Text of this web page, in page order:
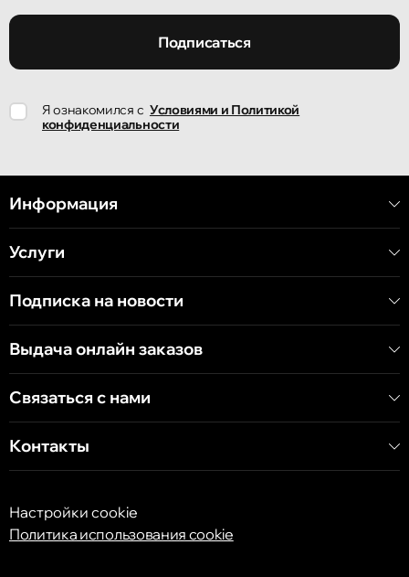
улица Ион Крянгэ, 78
Кишинёв
Хынчештское шоссе, 60/4
бульвар Дечебал, 139
Подписаться
Я ознакомился с Условиями и Политикой
конфиденциальности
Информация
Услуги
Подписка на новости
Выдача онлайн заказов
Связаться с нами
Контакты
Настройки cookie
Политика использования cookie